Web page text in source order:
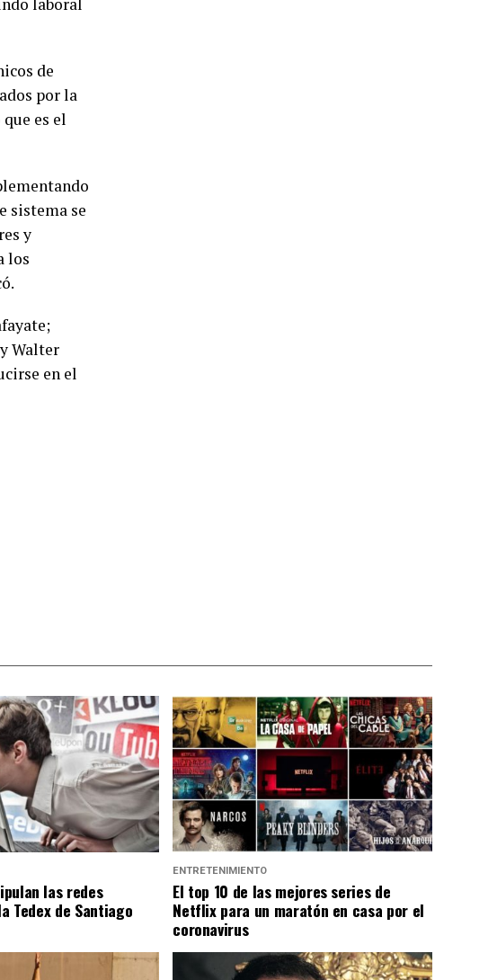
laboral
de
por la
es el
sistema se
y
los
Walter
en el
las redes
Tedex de Santiago
ENTRETENIMIENTO
El top 10 de las mejores series de
Netflix para un maratón en casa por el
coronavirus